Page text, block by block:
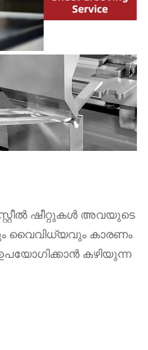
ഷീറ്റുകൾ അവയുടെ
വൈവിധ്യവും കാരണം
കഴിയുന്ന